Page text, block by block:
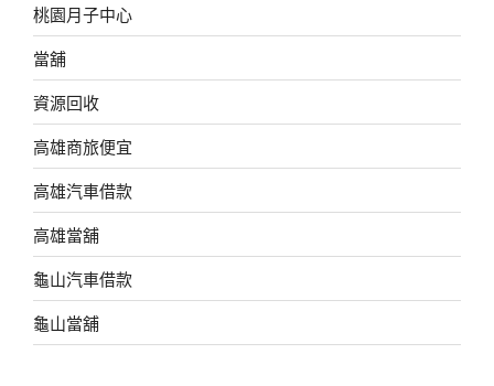
桃園月子中心
當舖
資源回收
高雄商旅便宜
高雄汽車借款
高雄當舖
龜山汽車借款
龜山當舖